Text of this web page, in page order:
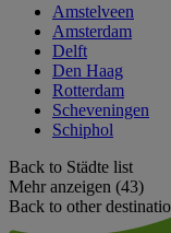
Amstelveen
Amsterdam
Delft
Den Haag
Rotterdam
Scheveningen
Schiphol
Back to Städte list
Mehr anzeigen (43)
Back to other